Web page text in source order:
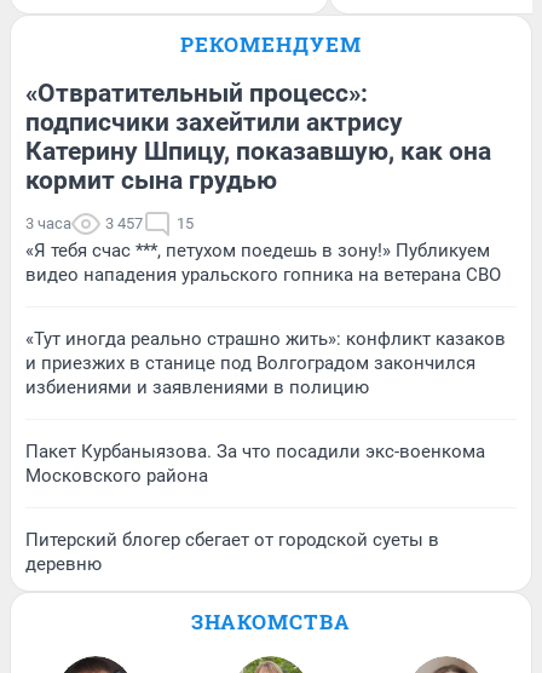
РЕКОМЕНДУЕМ
«Отвратительный процесс»:
подписчики захейтили актрису
Катерину Шпицу, показавшую, как она
кормит сына грудью
3 часа 3 457 15
«Я тебя счас ***, петухом поедешь в зону!» Публикуем
видео нападения уральского гопника на ветерана СВО
«Тут иногда реально страшно жить»: конфликт казаков
и приезжих в станице под Волгоградом закончился
избиениями и заявлениями в полицию
Пакет Курбаныязова. За что посадили экс-военкома
Московского района
Питерский блогер сбегает от городской суеты в
деревню
ЗНАКОМСТВА